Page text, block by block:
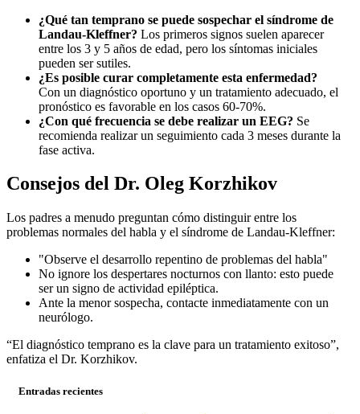
¿Qué tan temprano se puede sospechar el síndrome de
Landau-Kleffner? Los primeros signos suelen aparecer
entre los 3 y 5 años de edad, pero los síntomas iniciales
pueden ser sutiles.
¿Es posible curar completamente esta enfermedad?
Con un diagnóstico oportuno y un tratamiento adecuado, el
pronóstico es favorable en los casos 60-70%.
¿Con qué frecuencia se debe realizar un EEG? Se
recomienda realizar un seguimiento cada 3 meses durante la
fase activa.
Consejos del Dr. Oleg Korzhikov
Los padres a menudo preguntan cómo distinguir entre los
problemas normales del habla y el síndrome de Landau-Kleffner:
"Observe el desarrollo repentino de problemas del habla"
No ignore los despertares nocturnos con llanto: esto puede
ser un signo de actividad epiléptica.
Ante la menor sospecha, contacte inmediatamente con un
neurólogo.
“El diagnóstico temprano es la clave para un tratamiento exitoso”,
enfatiza el Dr. Korzhikov.
Entradas recientes